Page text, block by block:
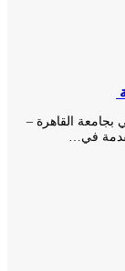
القاهرة –
في…